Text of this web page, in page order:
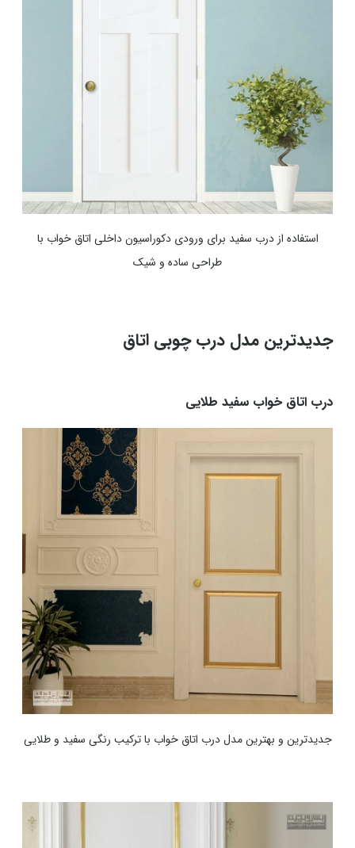
استفاده از درب سفید برای ورودی دکوراسیون داخلی اتاق خواب با
طراحی ساده و شیک
جدیدترین مدل درب چوبی اتاق
درب اتاق خواب سفید طلایی
جدیدترین و بهترین مدل درب اتاق خواب با ترکیب رنگی سفید و طلایی